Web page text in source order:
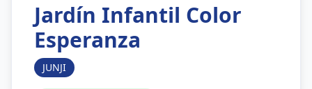
Jardín Infantil Color
Esperanza
JUNJI